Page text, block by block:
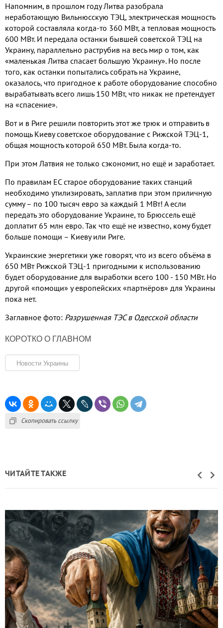
Напомним, в прошлом году Литва разобрала
неработающую Вильнюсскую ТЭЦ, электрическая мощность
которой составляла когда-то 360 МВт, а тепловая мощность
600 МВт. И передала останки бывшей советской ТЭЦ на
Украину, параллельно раструбив на весь мир о том, как
«маленькая Литва спасает большую Украину». Но после
того, как останки попытались собрать на Украине,
оказалось, что пригодное к работе оборудование способно
вырабатывать всего лишь 150 МВт, что никак не претендует
на «спасение».
Вот и в Риге решили повторить этот же трюк и отправить в
помощь Киеву советское оборудование с Рижской ТЭЦ-1,
общая мощность которой 650 МВт. Была когда-то.
При этом Латвия не только сэкономит, но ещё и заработает.
По правилам ЕС старое оборудование таких станций
необходимо утилизировать, заплатив при этом приличную
сумму – по 100 тысяч евро за каждый 1 МВт! А если
передать это оборудование Украине, то Брюссель ещё
доплатит 65 млн евро. Так что ещё не известно, кому будет
больше помощи – Киеву или Риге.
Украинские энергетики уже говорят, что из всего объёма в
650 МВт Рижской ТЭЦ-1 пригодными к использованию
будет оборудование для выработки всего 100 - 150 МВт. Но
другой «помощи» у европейских «партнёров» для Украины
пока нет.
Заглавное фото: Разрушенная ТЭС в Одесской области
КОРОТКО О ГЛАВНОМ
Новости Украины
Скопировать ссылку
ЧИТАЙТЕ ТАКЖЕ